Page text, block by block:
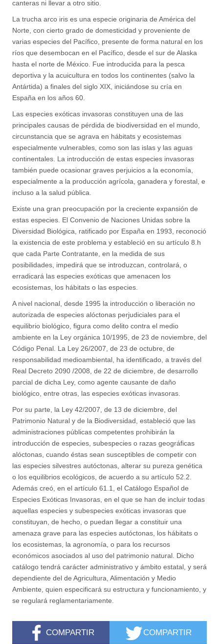
canteras ni llevar a otro sitio.
La trucha arco iris es una especie originaria de América del
Norte, con cierto grado de domesticidad y proveniente de
varias especies del Pacífico, presente de forma natural en los
ríos que desembocan en el Pacífico, desde el sur de Alaska
hasta el norte de México. Fue introducida para la pesca
deportiva y la acuicultura en todos los continentes (salvo la
Antártida) a finales del siglo XIX, iniciándose su cría en
España en los años 60.
Las especies exóticas invasoras constituyen una de las
principales causas de pérdida de biodiversidad en el mundo,
circunstancia que se agrava en hábitats y ecosistemas
especialmente vulnerables, como son las islas y las aguas
continentales. La introducción de estas especies invasoras
también puede ocasionar graves perjuicios a la economía,
especialmente a la producción agrícola, ganadera y forestal, e
incluso a la salud pública.
Existe una gran preocupación por la creciente expansión de
estas especies. El Convenio de Naciones Unidas sobre la
Diversidad Biológica, ratificado por España en 1993, reconoció
la existencia de este problema y estableció en su artículo 8.h
que cada Parte Contratante, en la medida de sus
posibilidades, impedirá que se introduzcan, controlará, o
erradicará las especies exóticas que amenacen los
ecosistemas, los hábitats o las especies.
A nivel nacional, desde 1995 la introducción o liberación no
autorizada de especies alóctonas perjudiciales para el
equilibrio biológico, figura como delito contra el medio
ambiente en la Ley orgánica 10/1995, de 23 de noviembre, del
Código Penal. La Ley 26/2007, de 23 de octubre, de
responsabilidad medioambiental, ha identificado, a través del
Real Decreto 2090 /2008, de 22 de diciembre, de desarrollo
parcial de dicha Ley, como agente causante de daño
biológico, entre otras, las especies exóticas invasoras.
Por su parte, la Ley 42/2007, de 13 de diciembre, del
Patrimonio Natural y de la Biodiversidad, estableció que las
administraciones públicas competentes prohibirán la
introducción de especies, subespecies o razas geográficas
alóctonas, cuando éstas sean susceptibles de competir con
las especies silvestres autóctonas, alterar su pureza genética
o los equilibrios ecológicos, de acuerdo a su artículo 52.2.
Además creó, en el artículo 61.1, el Catálogo Español de
Especies Exóticas Invasoras, en el que se han de incluir todas
aquellas especies y subespecies exóticas invasoras que
constituyan, de hecho, o puedan llegar a constituir una
amenaza grave para las especies autóctonas, los hábitats o
los ecosistemas, la agronomía, o para los recursos
económicos asociados al uso del patrimonio natural. Dicho
catálogo tendrá carácter administrativo y ámbito estatal, y será
dependiente del de Agricultura, Alimentación y Medio
Ambiente, quien especificará su estructura y funcionamiento, y
se regulará reglamentariamente.
COMPARTIR COMPARTIR